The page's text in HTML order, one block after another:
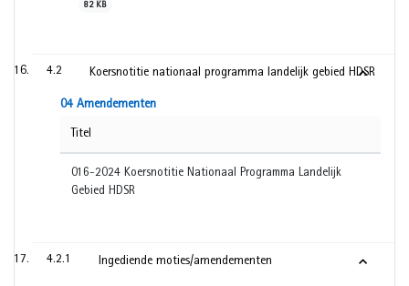
82 KB
4.2 Koersnotitie nationaal programma landelijk gebied HDSR
04 Amendementen
Titel
016-2024 Koersnotitie Nationaal Programma Landelijk
Gebied HDSR
4.2.1 Ingediende moties/amendementen